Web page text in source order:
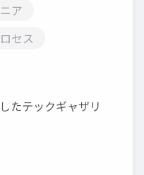
ア
セス
たテックギャザリ